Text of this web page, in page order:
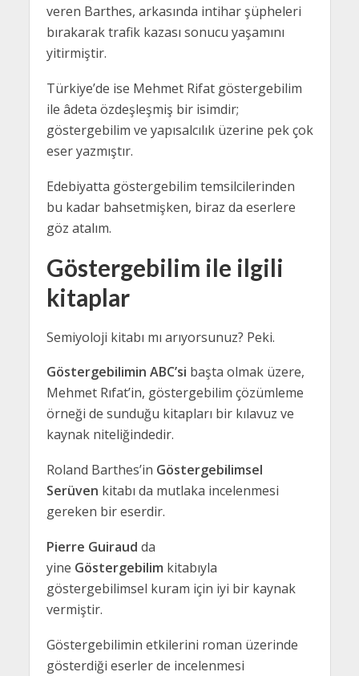
veren Barthes, arkasında intihar şüpheleri
bırakarak trafik kazası sonucu yaşamını
yitirmiştir.
Türkiye’de ise Mehmet Rifat göstergebilim
ile âdeta özdeşleşmiş bir isimdir;
göstergebilim ve yapısalcılık üzerine pek çok
eser yazmıştır.
Edebiyatta göstergebilim temsilcilerinden
bu kadar bahsetmişken, biraz da eserlere
göz atalım.
Göstergebilim ile ilgili
kitaplar
Semiyoloji kitabı mı arıyorsunuz? Peki.
Göstergebilimin ABC’si başta olmak üzere,
Mehmet Rıfat’in, göstergebilim çözümleme
örneği de sunduğu kitapları bir kılavuz ve
kaynak niteliğindedir.
Roland Barthes’in Göstergebilimsel
Serüven kitabı da mutlaka incelenmesi
gereken bir eserdir.
Pierre Guiraud da
yine Göstergebilim kitabıyla
göstergebilimsel kuram için iyi bir kaynak
vermiştir.
Göstergebilimin etkilerini roman üzerinde
gösterdiği eserler de incelenmesi